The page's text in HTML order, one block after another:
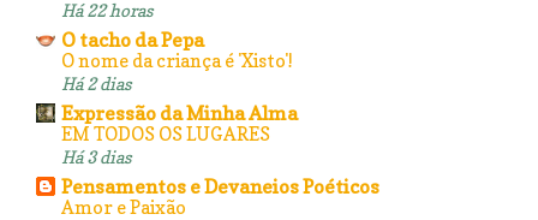
Há 22 horas
O tacho da Pepa
O nome da criança é 'Xisto'!
Há 2 dias
Expressão da Minha Alma
EM TODOS OS LUGARES
Há 3 dias
Pensamentos e Devaneios Poéticos
Amor e Paixão